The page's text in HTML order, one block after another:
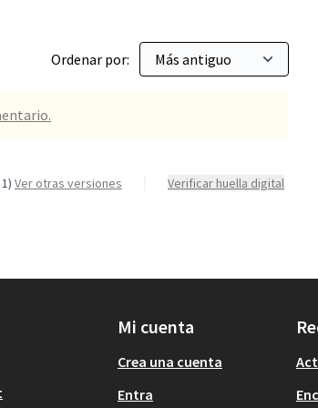
Ordenar por:
ver otras versiones Verificar huella digital
Mi cuenta
Crea una cuenta
Entra